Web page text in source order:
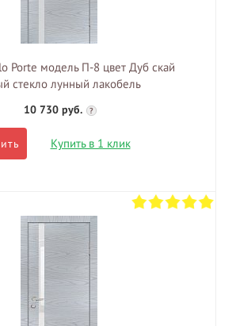
Porte модель П-8 цвет Дуб скай
стекло лунный лакобель
10 730 руб. ?
Купить в 1 клик